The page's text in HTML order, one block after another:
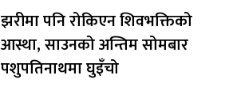
झरीमा पनि रोकिएन शिवभक्तिको
आस्था, साउनको अन्तिम सोमबार
पशुपतिनाथमा घुइँचो